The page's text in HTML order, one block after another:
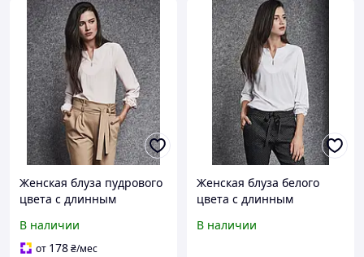
Женская блуза пудрового
цвета с длинным
Enny, Польша 52
В наличии
от 178₴/мес
Женская блуза белого
цвета с длинным
Enny, Польша 46
В наличии